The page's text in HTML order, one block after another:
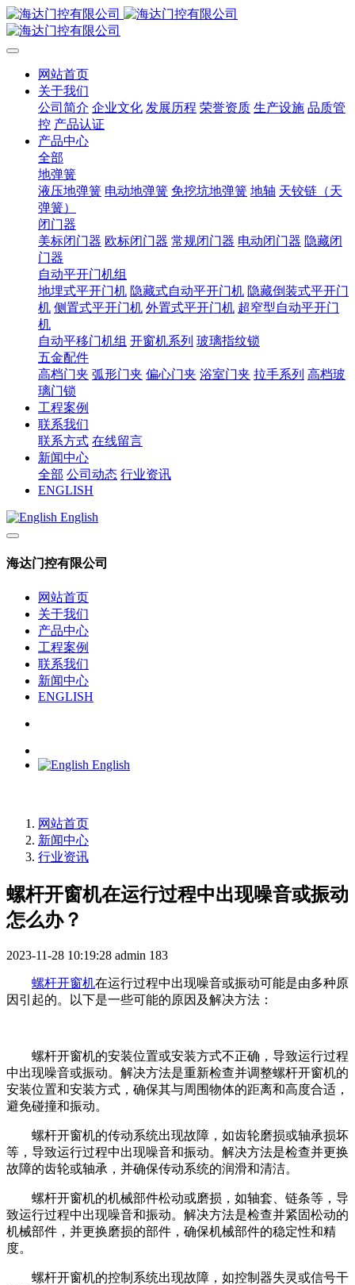
网站首页
关于我们
公司简介 企业文化 发展历程 荣誉资质 生产设施 品质管
控 产品认证
产品中心
全部
地弹簧
液压地弹簧 电动地弹簧 免挖坑地弹簧 地轴 天铰链（天
弹簧）
闭门器
美标闭门器 欧标闭门器 常规闭门器 电动闭门器 隐藏闭
门器
自动平开门机组
地埋式平开门机 隐藏式自动平开门机 隐藏倒装式平开门
机 侧置式平开门机 外置式平开门机 超窄型自动平开门
机
自动平移门机组 开窗机系列 玻璃指纹锁
五金配件
高档门夹 弧形门夹 偏心门夹 浴室门夹 拉手系列 高档玻
璃门锁
工程案例
联系我们
联系方式 在线留言
新闻中心
全部 公司动态 行业资讯
ENGLISH
English
海达门控有限公司
网站首页
关于我们
产品中心
工程案例
联系我们
新闻中心
ENGLISH
English
网站首页
新闻中心
行业资讯
螺杆开窗机在运行过程中出现噪音或振动
怎么办？
2023-11-28 10:19:28 admin 183
螺杆开窗机在运行过程中出现噪音或振动可能是由多种原
因引起的。以下是一些可能的原因及解决方法：
螺杆开窗机的安装位置或安装方式不正确，导致运行过程
中出现噪音或振动。解决方法是重新检查并调整螺杆开窗机的
安装位置和安装方式，确保其与周围物体的距离和高度合适，
避免碰撞和振动。
螺杆开窗机的传动系统出现故障，如齿轮磨损或轴承损坏
等，导致运行过程中出现噪音和振动。解决方法是检查并更换
故障的齿轮或轴承，并确保传动系统的润滑和清洁。
螺杆开窗机的机械部件松动或磨损，如轴套、链条等，导
致运行过程中出现噪音和振动。解决方法是检查并紧固松动的
机械部件，并更换磨损的部件，确保机械部件的稳定性和精
度。
螺杆开窗机的控制系统出现故障，如控制器失灵或信号干